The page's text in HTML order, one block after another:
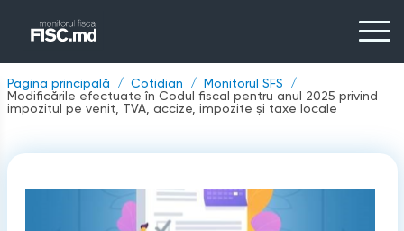
Pagina principală Cotidian
Monitorul SFS
Modificările efectuate în Codul fiscal pentru anul 2025 privind
impozitul pe venit, TVA, accize, impozite și taxe locale